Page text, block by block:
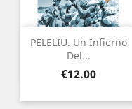
PELELIU. Un Infierno
Del...
Price
€12.00